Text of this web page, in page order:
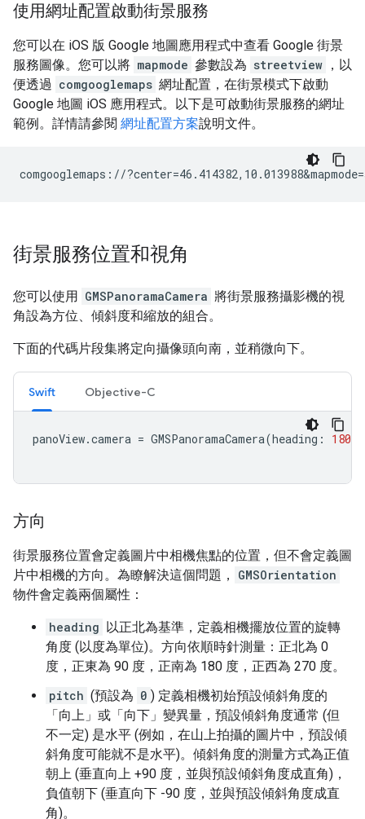
使用網址配置啟動街景服務
您可以在 iOS 版 Google 地圖應用程式中查看 Google 街景
服務圖像。您可以將 mapmode 參數設為 streetview ，以
便透過 comgooglemaps 網址配置，在街景模式下啟動
Google 地圖 iOS 應用程式。以下是可啟動街景服務的網址
範例。詳情請參閱 網址配置方案說明文件。
街景服務位置和視角
您可以使用 GMSPanoramaCamera 將街景服務攝影機的視
角設為方位、傾斜度和縮放的組合。
下面的代碼片段集將定向攝像頭向南，並稍微向下。
Swift Objective-C
panoView.camera = GMSPanoramaCamera(heading : 180
方向
街景服務位置會定義圖片中相機焦點的位置，但不會定義圖
片中相機的方向。為瞭解決這個問題，
GMSOrientation
物件會定義兩個屬性：
heading 以正北為基準，定義相機擺放位置的旋轉
角度 (以度為單位)。方向依順時針測量：正北為 0
度，正東為 90 度，正南為 180 度，正西為 270 度。
pitch (預設為 0 ) 定義相機初始預設傾斜角度的
「向上」或「向下」變異量，預設傾斜角度通常 (但
不一定) 是水平 (例如，在山上拍攝的圖片中，預設傾
斜角度可能就不是水平)。傾斜角度的測量方式為正值
朝上 (垂直向上 +90 度，並與預設傾斜角度成直角)，
負值朝下 (垂直向下 -90 度，並與預設傾斜角度成直
角)。